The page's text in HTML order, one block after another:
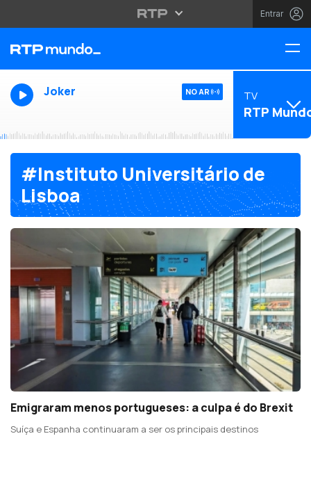
Entrar
Joker NO AR TV
RTP
#Instituto Universitário de
Lisboa
Emigraram menos portugueses: a culpa é do Brexit
Suíça e Espanha continuaram a ser os principais destinos